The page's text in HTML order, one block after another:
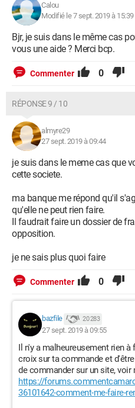
Calou
Modifié le 7 sept. 2019 à 15:39
Bjr, je suis dans le même cas
vous une aide ? Merci bcp.
Commenter 0
RÉPONSE 9 / 10
almyre29
27 sept. 2019 à 09:44
je suis dans le meme cas que
cette societe.
ma banque me répond qu'il
qu'elle ne peut rien faire.
Il faudrait faire un dossier de
opposition.
je ne sais plus quoi faire
Commenter 0
bazfile 20 283
27 sept. 2019 à 09:55
Il n'y a malheureusement rien
croix sur ta commande et
de commander sur un site,
https://
36101642-comment-me-faire-